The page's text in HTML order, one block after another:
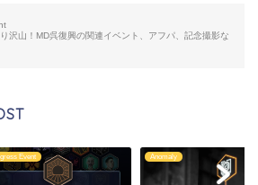
沢山！MD呉復興の関連イベント、アフパ、記念撮影な
Event Anomaly